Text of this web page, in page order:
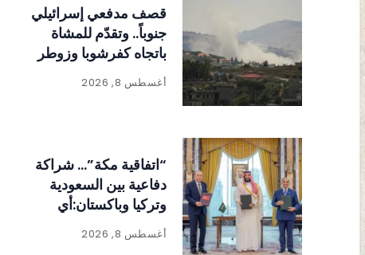
قصف مدفعي إسرائيلي
جنوباً.. وتقدّم للمشاة
باتجاه كفرشوبا وزوطر
أغسطس 8, 2026
“اتفاقية مكة”… شراكة
دفاعية بين السعودية
وتركيا وباكستان:أي
اعتداء على إحداها
استهداف للدول الثلاث
أغسطس 8, 2026